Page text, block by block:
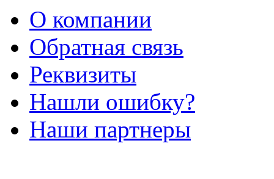
О компании
Обратная связь
Реквизиты
Нашли ошибку?
Наши партнеры